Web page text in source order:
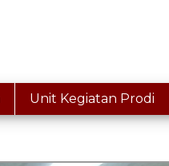
Unit Kegiatan Prodi